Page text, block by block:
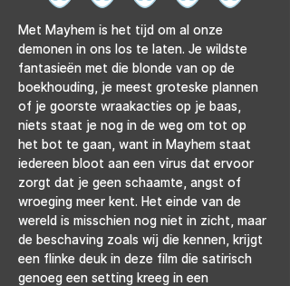
Met Mayhem is het tijd om al onze
demonen in ons los te laten. Je wildste
fantasieën met die blonde van op de
boekhouding, je meest groteske plannen
of je goorste wraakacties op je baas,
niets staat je nog in de weg om tot op
het bot te gaan, want in Mayhem staat
iedereen bloot aan een virus dat ervoor
zorgt dat je geen schaamte, angst of
wroeging meer kent. Het einde van de
wereld is misschien nog niet in zicht, maar
de beschaving zoals wij die kennen, krijgt
een flinke deuk in deze film die satirisch
genoeg een setting kreeg in een